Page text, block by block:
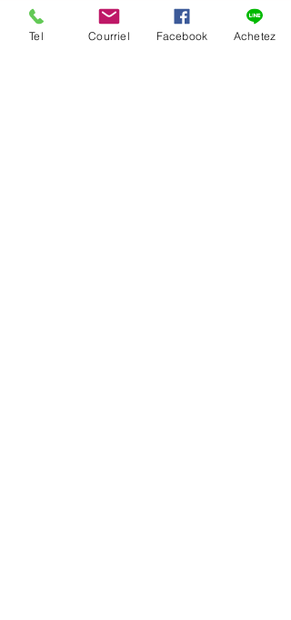
Tel Courriel Facebook Achetez